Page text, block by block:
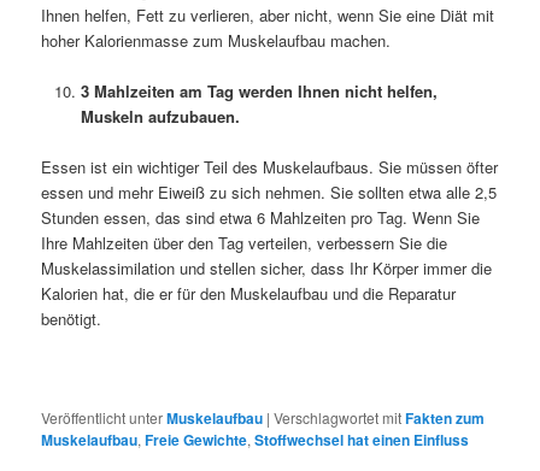
Ihnen helfen, Fett zu verlieren, aber nicht, wenn Sie eine Diät mit
hoher Kalorienmasse zum Muskelaufbau machen.
3 Mahlzeiten am Tag werden Ihnen nicht helfen,
Muskeln aufzubauen.
Essen ist ein wichtiger Teil des Muskelaufbaus. Sie müssen öfter
essen und mehr Eiweiß zu sich nehmen. Sie sollten etwa alle 2,5
Stunden essen, das sind etwa 6 Mahlzeiten pro Tag. Wenn Sie
Ihre Mahlzeiten über den Tag verteilen, verbessern Sie die
Muskelassimilation und stellen sicher, dass Ihr Körper immer die
Kalorien hat, die er für den Muskelaufbau und die Reparatur
benötigt.
Veröffentlicht unterMuskelaufbau |Verschlagwortet mitFakten zum
Muskelaufbau,Freie Gewichte,Stoffwechsel hat einen Einfluss